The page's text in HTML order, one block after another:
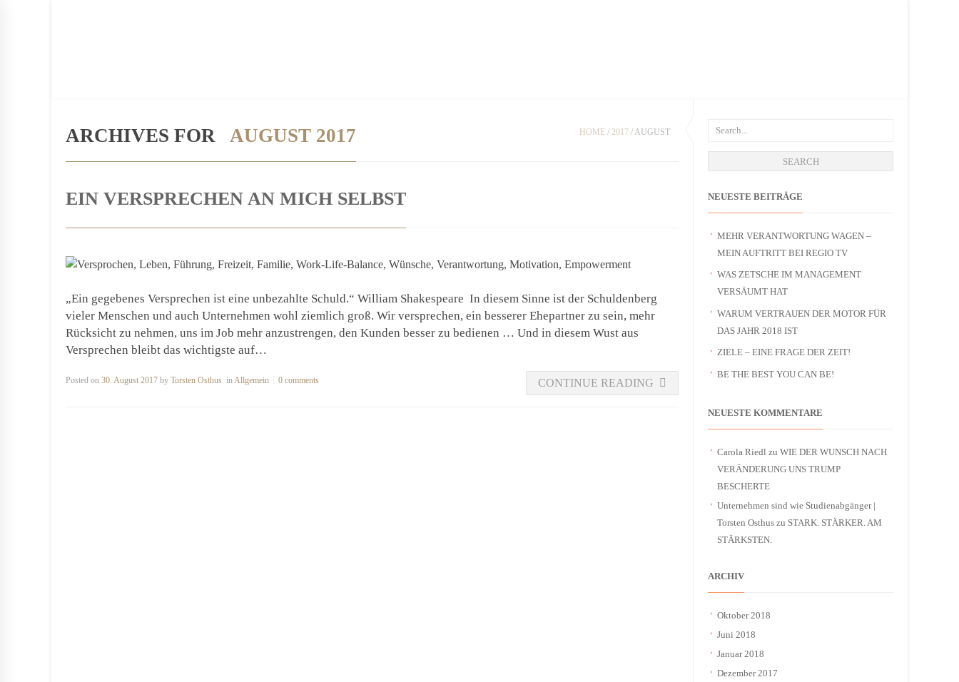
NEUESTE BEITRÄGE
MEHR VERANTWORTUNG WAGEN –
MEIN AUFTRITT BEI REGIO TV
WAS ZETSCHE IM MANAGEMENT
VERSÄUMT HAT
WARUM VERTRAUEN DER MOTOR FÜR
DAS JAHR 2018 IST
ZIELE – EINE FRAGE DER ZEIT!
BE THE BEST YOU CAN BE!
NEUESTE KOMMENTARE
Carola Riedl zu WIE DER WUNSCH NACH
VERÄNDERUNG UNS TRUMP
BESCHERTE
Unternehmen sind wie Studienabgänger |
Torsten Osthus zu STARK. STÄRKER. AM
STÄRKSTEN.
ARCHIV
Oktober 2018
Juni 2018
Januar 2018
Dezember 2017
HOME / 2017 /AUGUST
ARCHIVES FOR AUGUST 2017
EIN VERSPRECHEN AN MICH SELBST
„Ein gegebenes Versprechen ist eine unbezahlte Schuld.“ William Shakespeare In diesem Sinne ist der Schuldenberg
vieler Menschen und auch Unternehmen wohl ziemlich groß. Wir versprechen, ein besserer Ehepartner zu sein, mehr
Rücksicht zu nehmen, uns im Job mehr anzustrengen, den Kunden besser zu bedienen … Und in diesem Wust aus
Versprechen bleibt das wichtigste auf…
Posted on 30. August 2017 by Torsten Osthus inAllgemein 0 comments CONTINUE READING